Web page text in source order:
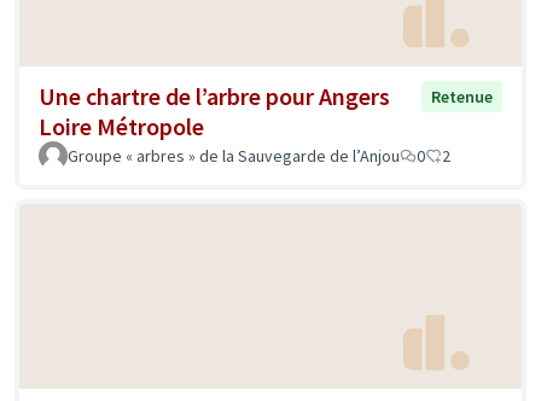
Une chartre de l’arbre pour Angers
Loire Métropole
Retenue
Groupe « arbres » de la Sauvegarde de l’Anjou 0 2